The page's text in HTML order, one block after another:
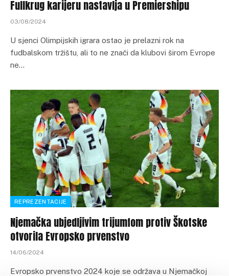
Fullkrug karijeru nastavlja u Premiershipu
03/08/2024
U sjenci Olimpijskih igrara ostao je prelazni rok na
fudbalskom tržištu, ali to ne znači da klubovi širom Evrope
ne…
REPREZENTACIJE
Njemačka ubjedljivim trijumfom protiv Škotske
otvorila Evropsko prvenstvo
14/06/2024
Evropsko prvenstvo 2024 koje se održava u Njemačkoj